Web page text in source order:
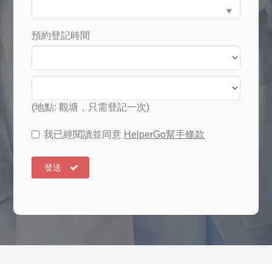
預約登記時間
(地點: 觀塘，只需登記一次)
我已經閱讀並同意 HelperGo幫手條款
發送